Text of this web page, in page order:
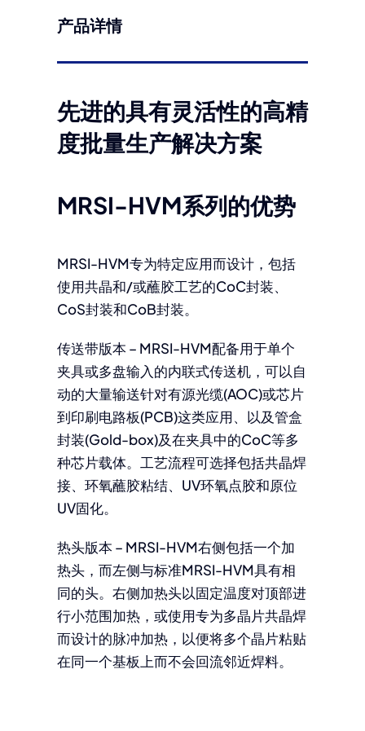
产品详情
先进的具有灵活性的高精
度批量生产解决方案
MRSI-HVM系列的优势
MRSI-HVM专为特定应用而设计，包括
使用共晶和/或蘸胶工艺的CoC封装、
CoS封装和CoB封装。
传送带版本 – MRSI-HVM配备用于单个
夹具或多盘输入的内联式传送机，可以自
动的大量输送针对有源光缆(AOC)或芯片
到印刷电路板(PCB)这类应用、以及管盒
封装(Gold-box)及在夹具中的CoC等多
种芯片载体。工艺流程可选择包括共晶焊
接、环氧蘸胶粘结、UV环氧点胶和原位
UV固化。
热头版本 – MRSI-HVM右侧包括一个加
热头，而左侧与标准MRSI-HVM具有相
同的头。右侧加热头以固定温度对顶部进
行小范围加热，或使用专为多晶片共晶焊
而设计的脉冲加热，以便将多个晶片粘贴
在同一个基板上而不会回流邻近焊料。